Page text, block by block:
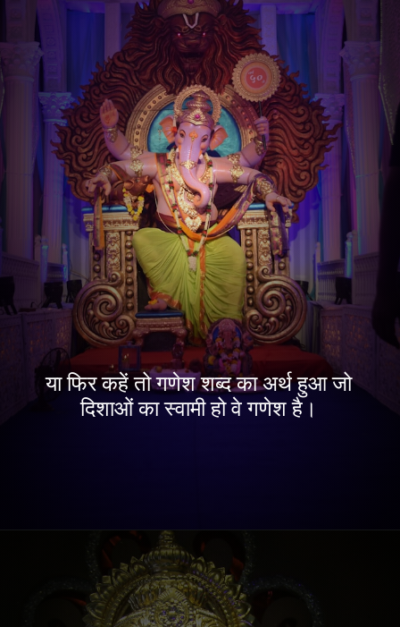
या फिर कहें तो गणेश शब्द का अर्थ हुआ जो
दिशाओं का स्वामी हो वे गणेश है।